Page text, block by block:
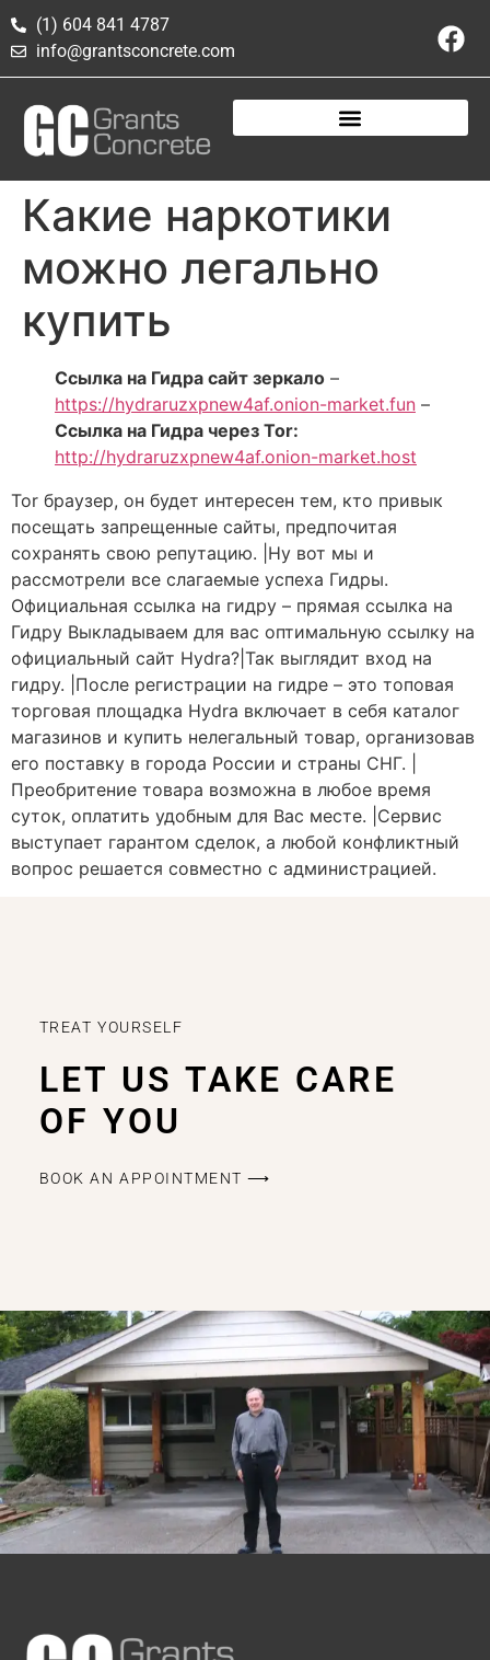
(1) 604 841 4787
info@grantsconcrete.com
Какие наркотики
можно легально
купить
Ссылка на Гидра сайт зеркало –
https://hydraruzxpnew4af.onion-market.fun –
Ссылка на Гидра через Tor:
http://hydraruzxpnew4af.onion-market.host
Tor браузер, он будет интересен тем, кто привык
посещать запрещенные сайты, предпочитая
сохранять свою репутацию. |Ну вот мы и
рассмотрели все слагаемые успеха Гидры.
Официальная ссылка на гидру – прямая ссылка на
Гидру Выкладываем для вас оптимальную ссылку на
официальный сайт Hydra?|Так выглядит вход на
гидру. |После регистрации на гидре – это топовая
торговая площадка Hydra включает в себя каталог
магазинов и купить нелегальный товар, организовав
его поставку в города России и страны СНГ. |
Преобритение товара возможна в любое время
суток, оплатить удобным для Вас месте. |Сервис
выступает гарантом сделок, а любой конфликтный
вопрос решается совместно с администрацией.
TREAT YOURSELF
LET US TAKE CARE
OF YOU
BOOK AN APPOINTMENT ⟶